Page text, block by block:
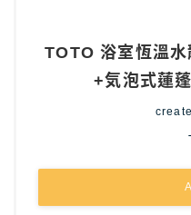
TOTO 浴室恆溫水
+気泡式蓮